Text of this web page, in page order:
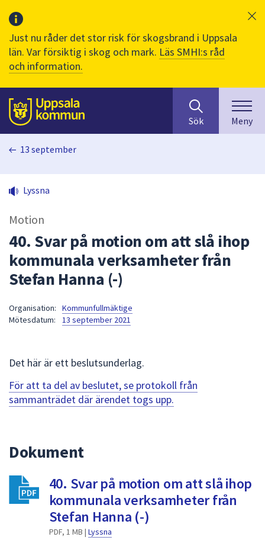
Just nu råder det stor risk för skogsbrand i Uppsala
län. Var försiktig i skog och mark. Läs SMHI:s råd
och information.
Till sidans
huvudinnehåll
efter
innehåll
på
sökfältet
kommer
sökförslag
att
navigera
mellan
välja
något
Sök Meny
13 september
Lyssna
Motion
40. Svar på motion om att slå ihop
kommunala verksamheter från
Stefan Hanna (-)
Organisation:
Kommunfullmäktige
Mötesdatum:
13 september 2021
Det här är ett beslutsunderlag.
För att ta del av beslutet, se protokoll från
sammanträdet där ärendet togs upp.
Dokument
40. Svar på motion om att slå ihop
kommunala verksamheter från
Stefan Hanna (-)
PDF, 1 MB | Lyssna